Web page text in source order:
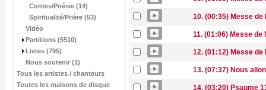
Contes/Poésie (14)
Spiritualité/Prière (53)
Vidéo
Partitions (5510)
Livres (795)
Nous soutenir (1)
Tous les artistes / chanteurs
Toutes les maisons de disque
10. (00:35) Messe
11. (01:06) Messe
12. (01:12) Messe
13. (07:37) Nous
14. (03:20) Psaume